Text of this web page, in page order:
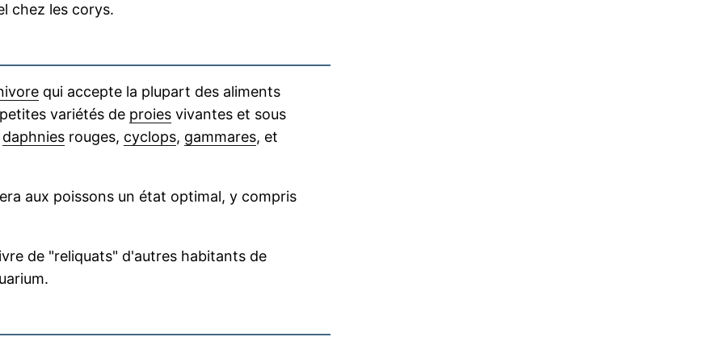
chez les corys.
qui accepte la plupart des aliments
variétés de proies vivantes et sous
daphnies rouges, cyclops, gammares, et
aux poissons un état optimal, y compris
de "reliquats" d'autres habitants de